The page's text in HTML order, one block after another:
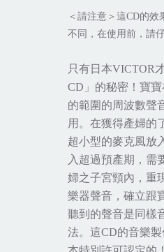
＜請注意＞這CD的效
不同，在使用前，請
只有日本VICTOR
CD 」的秘密！寶
的範圍的周波數聲
用。在獲得產婦的
超小型的麥克風放
入超過預產期，需
婦之子宮頸內，重
樂器聲音，確立跟
聽到的聲音是同樣
法。這CD的音樂